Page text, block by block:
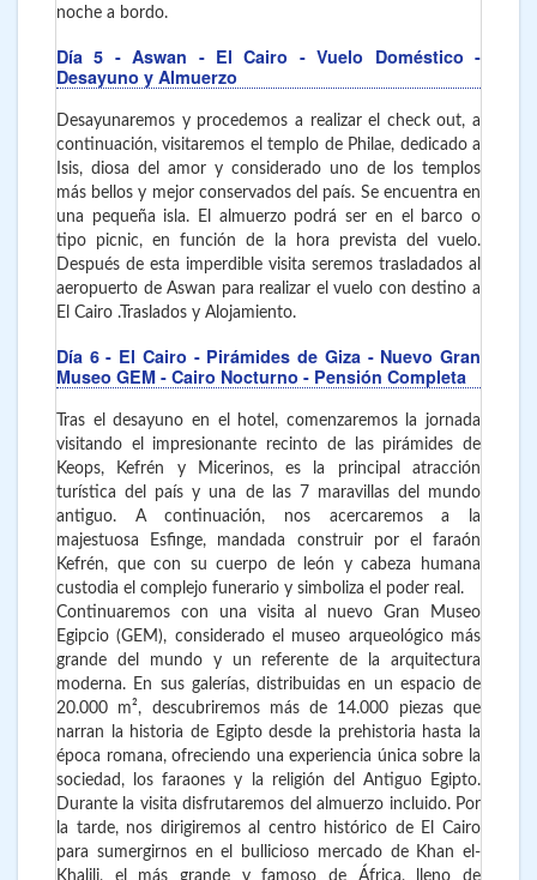
noche a bordo.
Día 5 - Aswan - El Cairo - Vuelo Doméstico -
Desayuno y Almuerzo
Desayunaremos y procedemos a realizar el check out, a
continuación, visitaremos el templo de Philae, dedicado a
Isis, diosa del amor y considerado uno de los templos
más bellos y mejor conservados del país. Se encuentra en
una pequeña isla. El almuerzo podrá ser en el barco o
tipo picnic, en función de la hora prevista del vuelo.
Después de esta imperdible visita seremos trasladados al
aeropuerto de Aswan para realizar el vuelo con destino a
El Cairo .Traslados y Alojamiento.
Día 6 - El Cairo - Pirámides de Giza - Nuevo Gran
Museo GEM - Cairo Nocturno - Pensión Completa
Tras el desayuno en el hotel, comenzaremos la jornada
visitando el impresionante recinto de las pirámides de
Keops, Kefrén y Micerinos, es la principal atracción
turística del país y una de las 7 maravillas del mundo
antiguo. A continuación, nos acercaremos a la
majestuosa Esfinge, mandada construir por el faraón
Kefrén, que con su cuerpo de león y cabeza humana
custodia el complejo funerario y simboliza el poder real.
Continuaremos con una visita al nuevo Gran Museo
Egipcio (GEM), considerado el museo arqueológico más
grande del mundo y un referente de la arquitectura
moderna. En sus galerías, distribuidas en un espacio de
20.000 m², descubriremos más de 14.000 piezas que
narran la historia de Egipto desde la prehistoria hasta la
época romana, ofreciendo una experiencia única sobre la
sociedad, los faraones y la religión del Antiguo Egipto.
Durante la visita disfrutaremos del almuerzo incluido. Por
la tarde, nos dirigiremos al centro histórico de El Cairo
para sumergirnos en el bullicioso mercado de Khan el-
Khalili, el más grande y famoso de África, lleno de